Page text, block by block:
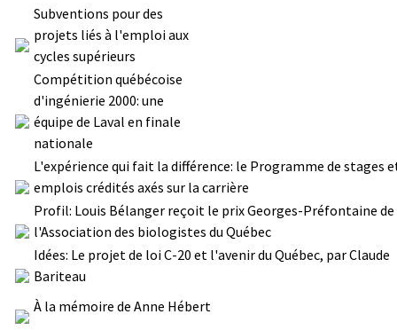
Subventions pour des
projets liés à l'emploi aux
cycles supérieurs
Compétition québécoise
d'ingénierie 2000: une
équipe de Laval en finale
nationale
L'expérience qui fait la différence: le Programme de stages
emplois crédités axés sur la carrière
Profil: Louis Bélanger reçoit le prix Georges-Préfontaine de
l'Association des biologistes du Québec
Idées: Le projet de loi C-20 et l'avenir du Québec, par Claude
Bariteau
À la mémoire de Anne Hébert